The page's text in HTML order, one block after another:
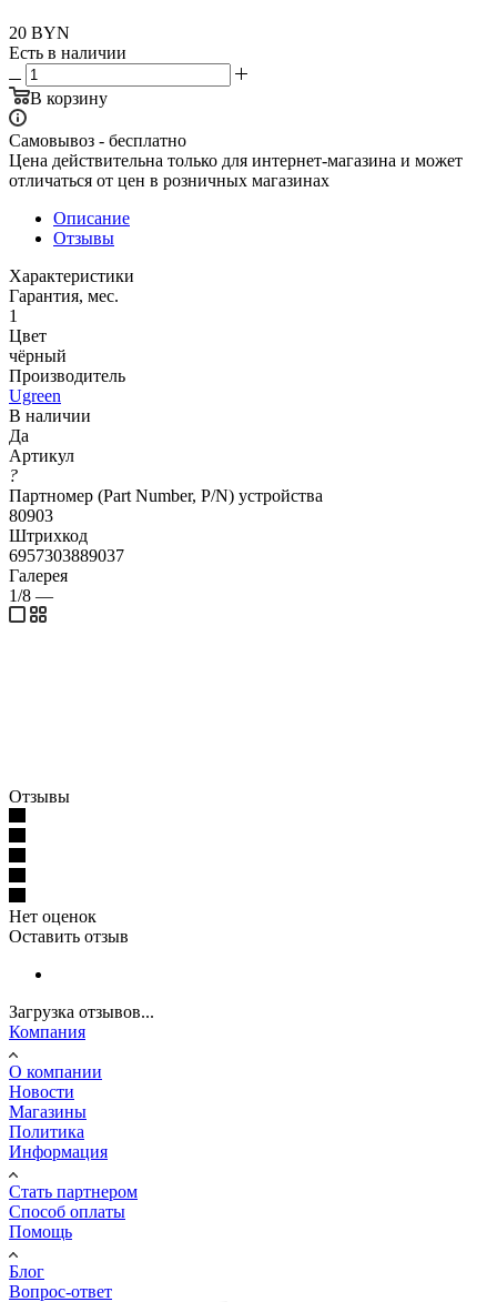
20 BYN
Есть в наличии
В корзину
Самовывоз - бесплатно
Цена действительна только для интернет-магазина и может
отличаться от цен в розничных магазинах
Описание
Отзывы
Характеристики
Гарантия, мес.
1
Цвет
чёрный
Производитель
Ugreen
В наличии
Да
Артикул
?
Партномер (Part Number, P/N) устройства
80903
Штрихкод
6957303889037
Галерея
1/8 —
Отзывы
Нет оценок
Оставить отзыв
Загрузка отзывов...
Компания
О компании
Новости
Магазины
Политика
Информация
Стать партнером
Способ оплаты
Помощь
Блог
Вопрос-ответ